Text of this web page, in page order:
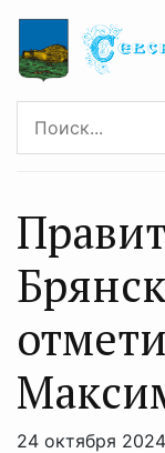
24 октября